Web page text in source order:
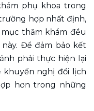
phụ khoa trong
hợp nhất định,
thăm khám đều
Để đảm bảo kết
phải thực hiện lại
khuyến nghị đổi lịch
hơn trong những